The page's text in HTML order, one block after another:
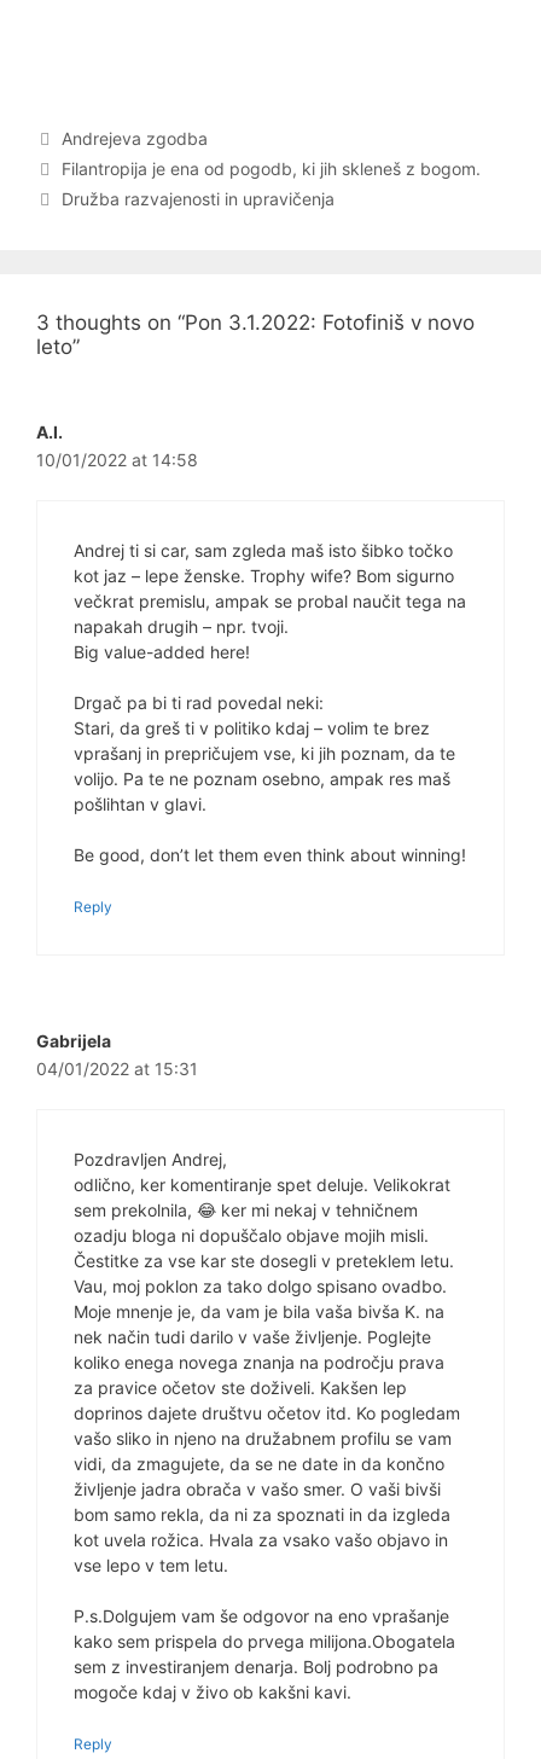
Categories
Andrejeva zgodba
Post
navigation
Filantropija je ena od pogodb, ki jih skleneš z bogom.
Družba razvajenosti in upravičenja
3 thoughts on “Pon 3.1.2022: Fotofiniš v novo
leto”
A.I.
10/01/2022 at 14:58
Andrej ti si car, sam zgleda maš isto šibko točko
kot jaz – lepe ženske. Trophy wife? Bom sigurno
večkrat premislu, ampak se probal naučit tega na
napakah drugih – npr. tvoji.
Big value-added here!
Drgač pa bi ti rad povedal neki:
Stari, da greš ti v politiko kdaj – volim te brez
vprašanj in prepričujem vse, ki jih poznam, da te
volijo. Pa te ne poznam osebno, ampak res maš
pošlihtan v glavi.
Be good, don’t let them even think about winning!
Reply
Gabrijela
04/01/2022 at 15:31
Pozdravljen Andrej,
odlično, ker komentiranje spet deluje. Velikokrat
sem prekolnila, 😂 ker mi nekaj v tehničnem
ozadju bloga ni dopuščalo objave mojih misli.
Čestitke za vse kar ste dosegli v preteklem letu.
Vau, moj poklon za tako dolgo spisano ovadbo.
Moje mnenje je, da vam je bila vaša bivša K. na
nek način tudi darilo v vaše življenje. Poglejte
koliko enega novega znanja na področju prava
za pravice očetov ste doživeli. Kakšen lep
doprinos dajete društvu očetov itd. Ko pogledam
vašo sliko in njeno na družabnem profilu se vam
vidi, da zmagujete, da se ne date in da končno
življenje jadra obrača v vašo smer. O vaši bivši
bom samo rekla, da ni za spoznati in da izgleda
kot uvela rožica. Hvala za vsako vašo objavo in
vse lepo v tem letu.
P.s.Dolgujem vam še odgovor na eno vprašanje
kako sem prispela do prvega milijona.Obogatela
sem z investiranjem denarja. Bolj podrobno pa
mogoče kdaj v živo ob kakšni kavi.
Reply